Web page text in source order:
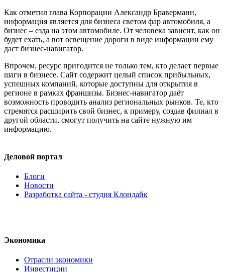
Как отметил глава Корпорации Александр Браверманн,
информация является для бизнеса светом фар автомобиля, а
бизнес – езда на этом автомобиле. От человека зависит, как он
будет ехать, а вот освещение дороги в виде информации ему
даст бизнес-навигатор.
Впрочем, ресурс пригодится не только тем, кто делает первые
шаги в бизнесе. Сайт содержит целый список прибыльных,
успешных компаний, которые доступны для открытия в
регионе в рамках франшизы. Бизнес-навигатор даёт
возможность проводить анализ региональных рынков. Те, кто
стремятся расширить свой бизнес, к примеру, создав филиал в
другой области, смогут получить на сайте нужную им
информацию.
Деловой портал
Блоги
Новости
Разработка сайта - студия Клондайк
Экономика
Отрасли экономики
Инвестиции